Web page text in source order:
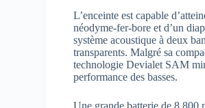
L’enceinte est capable
néodyme-fer-bore et d’un
système acoustique à deux
transparents. Malgré sa
technologie Devialet SAM
performance des basses.